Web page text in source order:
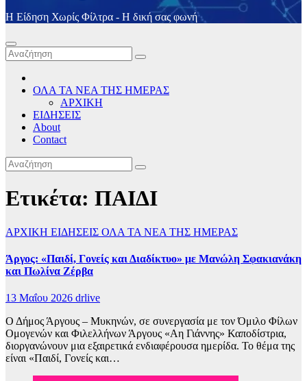
Η Είδηση Χωρίς Φίλτρα - H δική σας φωνή
ΟΛΑ ΤΑ ΝΕΑ ΤΗΣ ΗΜΕΡΑΣ
ΑΡΧΙΚΗ
ΕΙΔΗΣΕΙΣ
About
Contact
Ετικέτα: ΠΑΙΔΙ
ΑΡΧΙΚΗ ΕΙΔΗΣΕΙΣ ΟΛΑ ΤΑ ΝΕΑ ΤΗΣ ΗΜΕΡΑΣ
Άργος: «Παιδί, Γονείς και Διαδίκτυο» με Μανώλη Σφακιανάκη
και Πωλίνα Ζέρβα
13 Μαΐου 2026 drlive
Ο Δήμος Άργους – Μυκηνών, σε συνεργασία με τον Όμιλο Φίλων
Ομογενών και Φιλελλήνων Άργους «Αη Γιάννης» Καποδίστρια,
διοργανώνουν μια εξαιρετικά ενδιαφέρουσα ημερίδα. Το θέμα της
είναι «Παιδί, Γονείς και…